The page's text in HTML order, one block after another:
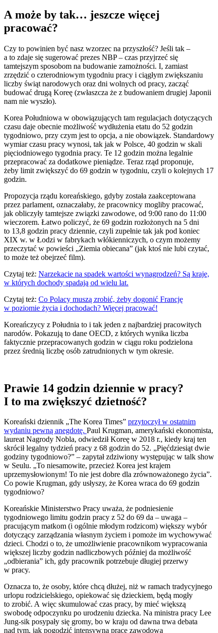
A może by tak… jeszcze więcej
pracować?
Czy to powinien być nasz wzorzec na przyszłość? Jeśli tak –
a to zdaje się sugerować prezes NBP – czas przyjrzeć się
tamtejszym sposobom na budowanie zamożności. I, zamiast
zrzędzić o czterodniowym tygodniu pracy i ciągłym zwiększaniu
liczby świąt narodowych oraz dni wolnych od pracy, zacząć
budować drugą Koreę (zwłaszcza że z budowaniem drugiej Japonii
nam nie wyszło).
Korea Południowa w obowiązujących tam regulacjach dotyczących
czasu daje obecnie możliwość wydłużenia etatu do 52 godzin
tygodniowo, przy czym jest to opcja, a nie obowiązek. Standardowy
wymiar czasu pracy wynosi, tak jak w Polsce, 40 godzin w skali
pięciodniowego tygodnia pracy. Te 12 godzin można legalnie
przepracować za dodatkowe pieniądze. Teraz rząd proponuje,
żeby limit zwiększyć do 69 godzin w tygodniu, czyli o kolejnych 17
godzin.
Propozycja rządu koreańskiego, gdyby została zaakceptowana
przez parlament, oznaczałaby, że pracownicy mogliby pracować,
jak obliczyły tamtejsze związki zawodowe, od 9:00 rano do 11:00
wieczorem. Łatwo policzyć, że 69 godzin rozłożonych na 5 dni
to 13,8 godzin pracy dziennie, czyli zupełnie tak jak pod koniec
XIX w. w Łodzi w fabrykach włókienniczych, o czym możemy
przeczytać w powieści „Ziemia obiecana” (jak ktoś nie lubi czytać,
to może też obejrzeć film).
Czytaj też: Narzekacie na spadek wartości wynagrodzeń? Są kraje,
w których dochody spadają od wielu lat.
Czytaj też: Co Polacy muszą zrobić, żeby dogonić Francję
w poziomie życia i dochodach? Więcej pracować!
Koreańczycy z Południa to i tak jeden z najbardziej pracowitych
narodów. Pokazują to dane OECD, z których wynika liczba
faktycznie przepracowanych godzin w ciągu roku podzielona
przez średnią liczbę osób zatrudnionych w tym okresie.
Prawie 14 godzin dziennie w pracy?
I to ma zwiększyć dzietność?
Koreański dziennik „The Korea Times” przytoczył w ostatnim
wydaniu pewną anegdotę. Paul Krugman, amerykański ekonomista,
laureat Nagrody Nobla, odwiedził Koreę w 2018 r., kiedy kraj ten
skrócił legalny tydzień pracy z 68 godzin do 52. „Pięćdziesiąt dwie
godziny tygodniowo?” – zapytał zdziwiony występując w talk show
w Seulu. „To niesamowite, przecież Korea jest krajem
uprzemysłowionym! To nie jest dobre dla zrównoważonego życia”.
Co powie Krugman, gdy usłyszy, że Korea wraca do 69 godzin
tygodniowo?
Koreańskie Ministerstwo Pracy uważa, że podniesienie
tygodniowego limitu godzin pracy z 52 do 69 da – uwaga –
pracującym matkom (i ogólnie młodym rodzicom) większy wybór
dotyczący zarządzania własnym życiem i pomoże im wychowywać
dzieci. Chodzi o to, że umożliwienie pracownikom wypracowania
większej liczby godzin nadliczbowych później da możliwość
„odbierania” ich, gdy pracownik potrzebuje długiej przerwy
w pracy.
Oznacza to, że osoby, które chcą dłużej, niż w ramach tradycyjnego
urlopu rodzicielskiego, opiekować się dzieckiem, będą mogły
to zrobić. A więc skumulować czas pracy, by mieć większą
swobodę odpoczynku po urodzeniu dziecka. Na ministra pracy Lee
Jung-sik posypały się gromy, bo w kraju od dawna trwa debata
nad tym, jak pogodzić intensywną pracę zawodową